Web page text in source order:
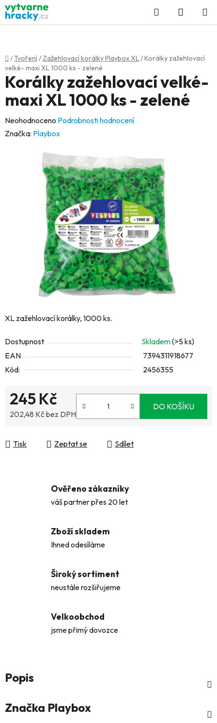
Přejít
na
obsah
Hledat
KOŠÍK
Domů
/Tvoření/ Zažehlovací korálky Playbox XL/Korálky zažehlovací
velké- maxi XL 1000 ks - zelené
XL zažehlovací korálky, 1000 ks.
Dostupnost Skladem(>5 ks)
EAN
7394311918677
Kód:
2456355
245 Kč
202,48 Kč bez DPH
DO KOŠÍKU
Tisk Zeptat se Sdílet
Korálky zažehlovací velké-
maxi XL 1000 ks - zelené
Průměrné
hodnocení
Neohodnoceno Podrobnosti hodnocení
Značka: Playbox
Ověřeno zákazníky
váš partner přes 20 let
Zboží skladem
Ihned odesíláme
Široký sortiment
neustále rozšiřujeme
Velkoobchod
jsme přimý dovozce
Popis
Značka Playbox